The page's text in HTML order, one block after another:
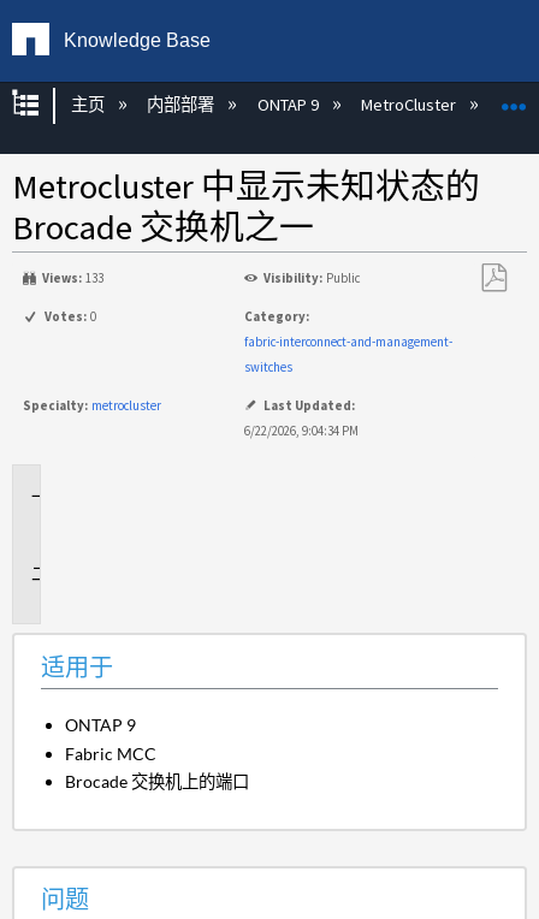
Knowledge Base
扩展/隐缩全局层次
主页 内部部署 ONTAP 9 MetroCluster
Metrocluster 中显示未知状态的
Brocade 交换机之一
Views: 133 Visibility: Public
Votes: 0
Category:
fabric-interconnect-and-management-
switches
Specialty: metrocluster
Last Updated:
6/22/2026, 9:04:34 PM
适用于
ONTAP 9
Fabric MCC
Brocade 交换机上的端口
问题